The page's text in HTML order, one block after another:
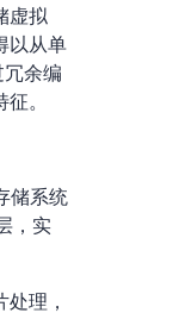
虚拟
以从单
余编
。
储系统
，实
理，